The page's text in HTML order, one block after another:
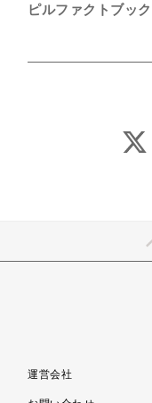
ピルファクトブック
運営会社